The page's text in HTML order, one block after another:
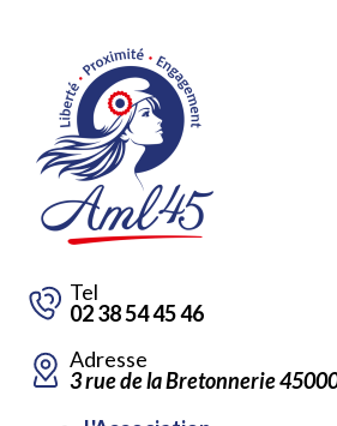
Tel
02 38 54 45 46
Adresse
3 rue de la Bretonnerie